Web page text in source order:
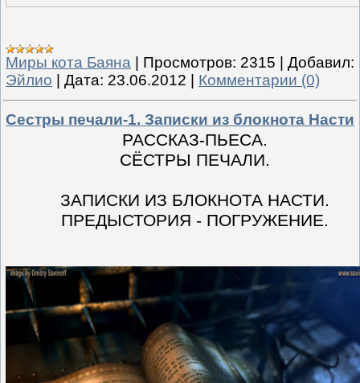
Миры кота Баяна Просмотров: 2315
Добавил:
Эйлио
Дата: 23.06.2012 Комментарии (0)
Сестры печали-1. Записки из блокнота Насти
РАССКАЗ-ПЬЕСА.
СЁСТРЫ ПЕЧАЛИ.
ЗАПИСКИ ИЗ БЛОКНОТА НАСТИ.
ПРЕДЫСТОРИЯ - ПОГРУЖЕНИЕ.